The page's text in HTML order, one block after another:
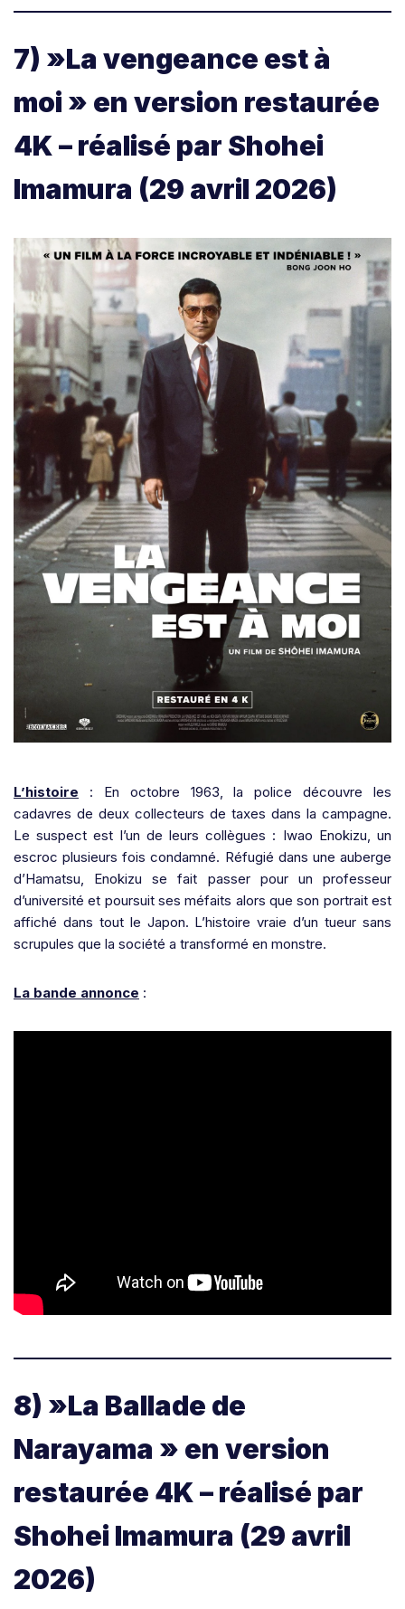
7) »La vengeance est à
moi » en version restaurée
4K – réalisé par Shohei
Imamura (29 avril 2026)
L’histoire : En octobre 1963, la police découvre les
cadavres de deux collecteurs de taxes dans la campagne.
Le suspect est l’un de leurs collègues : Iwao Enokizu, un
escroc plusieurs fois condamné. Réfugié dans une auberge
d’Hamatsu, Enokizu se fait passer pour un professeur
d’université et poursuit ses méfaits alors que son portrait est
affiché dans tout le Japon. L’histoire vraie d’un tueur sans
scrupules que la société a transformé en monstre.
La bande annonce :
8) »La Ballade de
Narayama » en version
restaurée 4K – réalisé par
Shohei Imamura (29 avril
2026)